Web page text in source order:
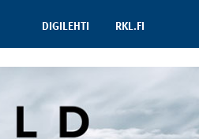
DIGILEHTI RKL.FI